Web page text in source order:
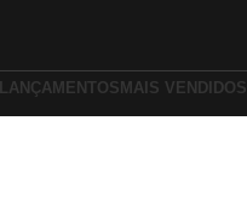
LANÇAMENTOS MAIS VENDIDOS